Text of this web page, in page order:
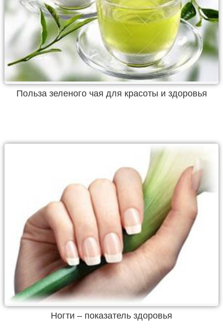
Польза зеленого чая для красоты и здоровья
Ногти – показатель здоровья